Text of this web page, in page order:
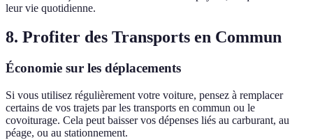
leur vie quotidienne.
8. Profiter des Transports en Commun
Économie sur les déplacements
Si vous utilisez régulièrement votre voiture, pensez à remplacer
certains de vos trajets par les transports en commun ou le
covoiturage. Cela peut baisser vos dépenses liés au carburant, au
péage, ou au stationnement.